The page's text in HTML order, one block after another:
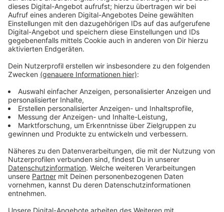
Anzeige
Anwohner:innen des Quartiers müssen demnächst also
260 Euro pro Jahr zahlen, wenn sie ihr Auto regelmäßig
in der Nähe ihrer Wohnung abstellen wollen. Wer zu
Besuch ist, muss eine Parkscheibe ins Auto legen und
darf nur für zwei Stunden das Auto abstellen. Wer
einen Bewohnerparkausweis hat, darf auch länger dort
stehen bleiben.
Anzeige
Mehr Platz für Fußgänger:innen
Anzeige